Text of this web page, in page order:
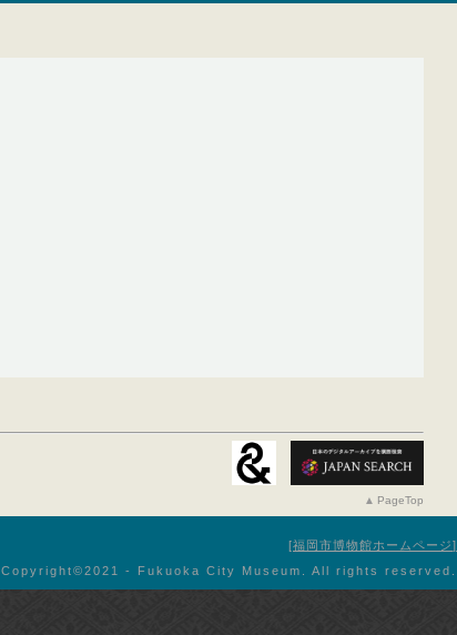
PageTop
福岡市博物館ホームページ
Copyright©︎2021 - Fukuoka City Museum. All rights reserved.